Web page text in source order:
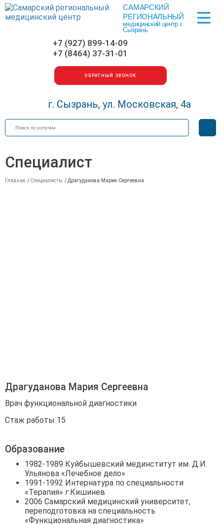
г. Сызрань, ул. Московская, 4а
САМАРСКИЙ
РЕГИОНАЛЬНЫЙ
медицинский центр г.
Сызрань
Меню
+7 (927) 899-14-09
+7 (8464) 37-31-01
ОБРАТНЫЙ ЗВОНОК
Специалист
Главная / Специалисты /Драгуданова Мария Сергеевна
Драгуданова Мария Сергеевна
Врач функциональной диагностики
Стаж работы 15
Образование
1982-1989 Куйбышевский мединститут им. Д.И.
Ульянова «Лечебное дело»
1991-1992 Интернатура по специальности
«Терапия» г.Кишинев
2006 Самарский медицинский университет,
переподготовка на специальность
«Функциональная диагностика»